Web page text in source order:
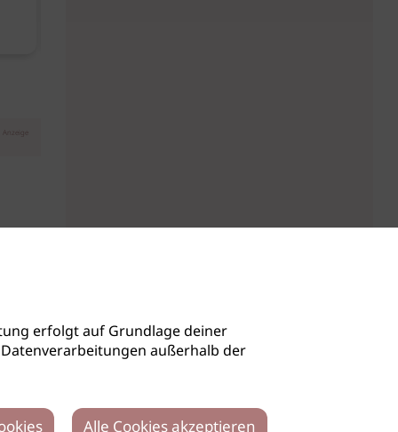
Anzeige
erfolgt auf Grundlage deiner
Datenverarbeitungen außerhalb der